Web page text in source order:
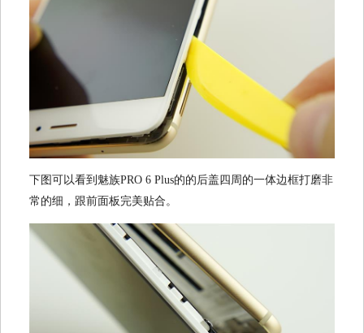
下图可以看到魅族PRO 6 Plus的的后盖四周的一体边框打磨非
常的细，跟前面板完美贴合。